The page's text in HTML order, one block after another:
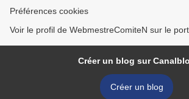
Préférences cookies
Voir le profil de WebmestreComiteN sur le
Créer un blog sur
Créer un blog